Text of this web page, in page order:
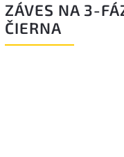
ZÁVES NA 3-
ČIERNA